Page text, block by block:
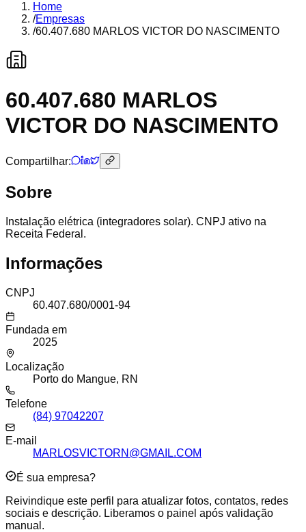
Home
/Empresas
/60.407.680 MARLOS VICTOR DO NASCIMENTO
60.407.680 MARLOS
VICTOR DO NASCIMENTO
Compartilhar:
Sobre
Instalação elétrica (integradores solar). CNPJ ativo na
Receita Federal.
Informações
CNPJ
60.407.680/0001-94
Fundada em
2025
Localização
Porto do Mangue, RN
Telefone
(84) 97042207
E-mail
MARLOSVICTORN@GMAIL.COM
É sua empresa?
Reivindique este perfil para atualizar fotos, contatos, redes
sociais e descrição. Liberamos o painel após validação
manual.